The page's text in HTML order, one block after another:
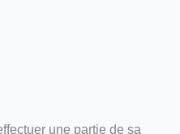
une partie de sa